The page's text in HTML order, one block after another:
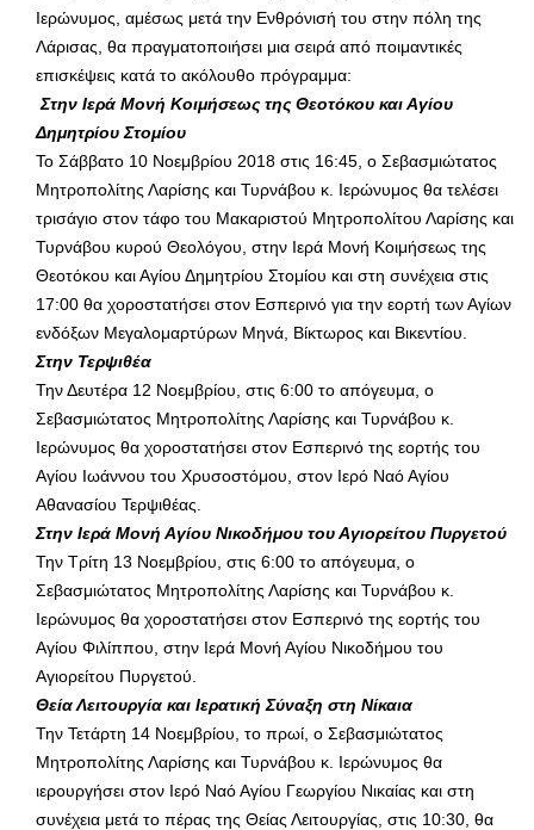
Ιερώνυμος, αμέσως μετά την Ενθρόνισή του στην πόλη της
Λάρισας, θα πραγματοποιήσει μια σειρά από ποιμαντικές
επισκέψεις κατά το ακόλουθο πρόγραμμα:
Στην Ιερά Μονή Κοιμήσεως της Θεοτόκου και Αγίου
Δημητρίου Στομίου
Το Σάββατο 10 Νοεμβρίου 2018 στις 16:45, ο Σεβασμιώτατος
Μητροπολίτης Λαρίσης και Τυρνάβου κ. Ιερώνυμος θα τελέσει
τρισάγιο στον τάφο του Μακαριστού Μητροπολίτου Λαρίσης και
Τυρνάβου κυρού Θεολόγου, στην Ιερά Μονή Κοιμήσεως της
Θεοτόκου και Αγίου Δημητρίου Στομίου και στη συνέχεια στις
17:00 θα χοροστατήσει στον Εσπερινό για την εορτή των Αγίων
ενδόξων Μεγαλομαρτύρων Μηνά, Βίκτωρος και Βικεντίου.
Στην Τερψιθέα
Την Δευτέρα 12 Νοεμβρίου, στις 6:00 το απόγευμα, ο
Σεβασμιώτατος Μητροπολίτης Λαρίσης και Τυρνάβου κ.
Ιερώνυμος θα χοροστατήσει στον Εσπερινό της εορτής του
Αγίου Ιωάννου του Χρυσοστόμου, στον Ιερό Ναό Αγίου
Αθανασίου Τερψιθέας.
Στην Ιερά Μονή Αγίου Νικοδήμου του Αγιορείτου Πυργετού
Την Τρίτη 13 Νοεμβρίου, στις 6:00 το απόγευμα, ο
Σεβασμιώτατος Μητροπολίτης Λαρίσης και Τυρνάβου κ.
Ιερώνυμος θα χοροστατήσει στον Εσπερινό της εορτής του
Αγίου Φιλίππου, στην Ιερά Μονή Αγίου Νικοδήμου του
Αγιορείτου Πυργετού.
Θεία Λειτουργία και Ιερατική Σύναξη στη Νίκαια
Την Τετάρτη 14 Νοεμβρίου, το πρωί, ο Σεβασμιώτατος
Μητροπολίτης Λαρίσης και Τυρνάβου κ. Ιερώνυμος θα
ιερουργήσει στον Ιερό Ναό Αγίου Γεωργίου Νικαίας και στη
συνέχεια μετά το πέρας της Θείας Λειτουργίας, στις 10:30, θα